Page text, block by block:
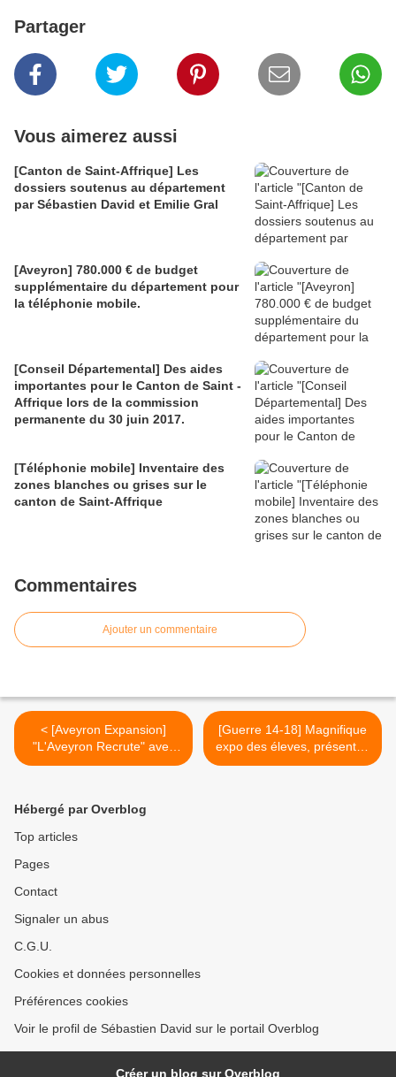
Partager
Vous aimerez aussi
[Canton de Saint-Affrique] Les
dossiers soutenus au département
par Sébastien David et Emilie Gral
[Aveyron] 780.000 € de budget
supplémentaire du département pour
la téléphonie mobile.
[Conseil Départemental] Des aides
importantes pour le Canton de Saint -
Affrique lors de la commission
permanente du 30 juin 2017.
[Téléphonie mobile] Inventaire des
zones blanches ou grises sur le
canton de Saint-Affrique
Commentaires
Ajouter un commentaire
< [Aveyron Expansion]
"L'Aveyron Recrute" avec
ces 1000 offres d'emplois
[Guerre 14-18] Magnifique
expo des éleves, présentée
à l'école privée de
Hébergé par Overblog
Top articles
Pages
Contact
Signaler un abus
C.G.U.
Cookies et données personnelles
Préférences cookies
Voir le profil de Sébastien David sur le portail Overblog
Créer un blog sur Overblog